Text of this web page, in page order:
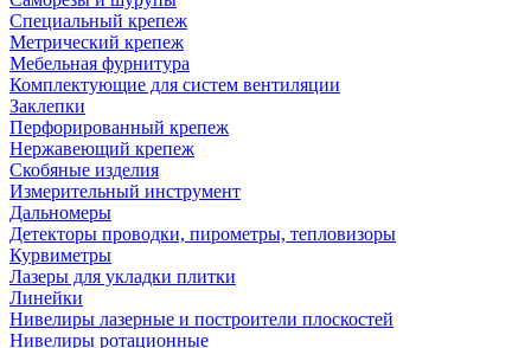
Специальный крепеж
Метрический крепеж
Мебельная фурнитура
Комплектующие для систем вентиляции
Заклепки
Перфорированный крепеж
Нержавеющий крепеж
Скобяные изделия
Измерительный инструмент
Дальномеры
Детекторы проводки, пирометры, тепловизоры
Курвиметры
Лазеры для укладки плитки
Линейки
Нивелиры лазерные и построители плоскостей
Нивелиры ротационные